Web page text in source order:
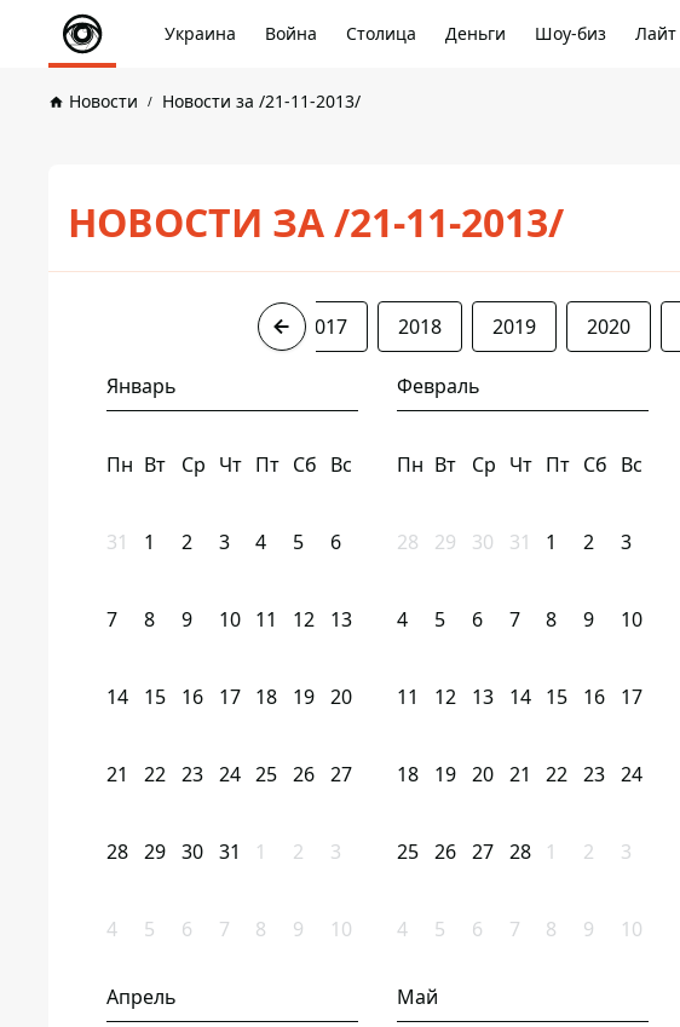
Украина Война Столица Деньги Шоу-биз Лайт
Новости Новости за /21-11-2013/
НОВОСТИ ЗА /21-11-2013/
2017 2018 2019 2020
Январь
Пн Вт Ср Чт Пт Сб Вс
31 1 2 3 4 5 6
7 8 9 10 11 12 13
14 15 16 17 18 19 20
21 22 23 24 25 26 27
28 29 30 31 1 2 3
4 5 6 7 8 9 10
Февраль
Пн Вт Ср Чт Пт Сб Вс
28 29 30 31 1 2 3
4 5 6 7 8 9 10
11 12 13 14 15 16 17
18 19 20 21 22 23 24
25 26 27 28 1 2 3
4 5 6 7 8 9 10
Апрель Май